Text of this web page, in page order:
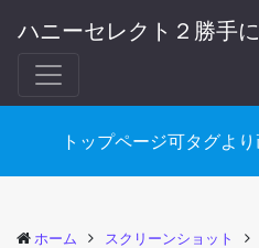
ハニーセレクト２勝手
トップページ可タグよ
ホーム スクリーンショット